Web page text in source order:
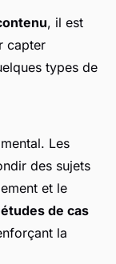
, il est
capter
types de
Les
des sujets
et le
études de cas
la